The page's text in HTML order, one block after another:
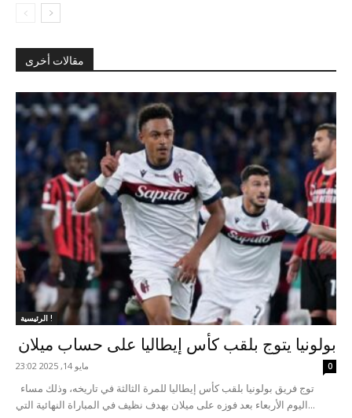
مقالات أخرى
الرئيسية !
بولونيا يتوج بلقب كأس إيطاليا على حساب ميلان
مايو 14, 2025 23:02 0
اليوم الأربعاء بعد فوزه على ميلان بهدف نظيف في المباراة النهائية التي...